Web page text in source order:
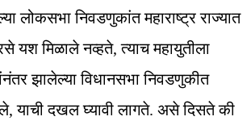
लोकसभा निवडणुकांत महाराष्ट्र राज्यात
यश मिळाले नव्हते, त्याच महायुतीला
झालेल्या विधानसभा निवडणुकीत
याची दखल घ्यावी लागते. असे दिसते की